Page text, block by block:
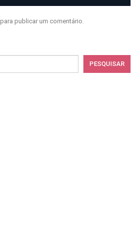
para publicar um comentário.
PESQUISAR